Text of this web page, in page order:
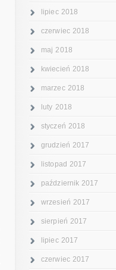
lipiec 2018
czerwiec 2018
maj 2018
kwiecień 2018
marzec 2018
luty 2018
styczeń 2018
grudzień 2017
listopad 2017
październik 2017
wrzesień 2017
sierpień 2017
lipiec 2017
czerwiec 2017